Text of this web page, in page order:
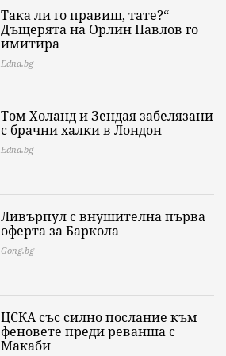
Така ли го правиш, тате?“
Дъщерята на Орлин Павлов го
имитира
Edna.bg
Том Холанд и Зендая забелязани
с брачни халки в Лондон
Edna.bg
Ливърпул с внушителна първа
оферта за Баркола
Gong.bg
ЦСКА със силно послание към
феновете преди реванша с
Макаби